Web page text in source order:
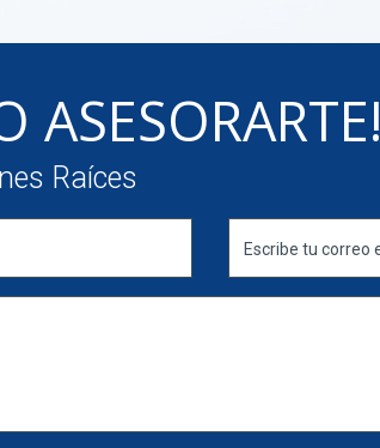
ASESORARTE!
Raíces